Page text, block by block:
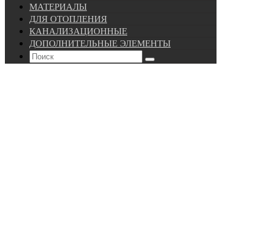
МАТЕРИАЛЫ
ДЛЯ ОТОПЛЕНИЯ
КАНАЛИЗАЦИОННЫЕ
ДОПОЛНИТЕЛЬНЫЕ ЭЛЕМЕНТЫ